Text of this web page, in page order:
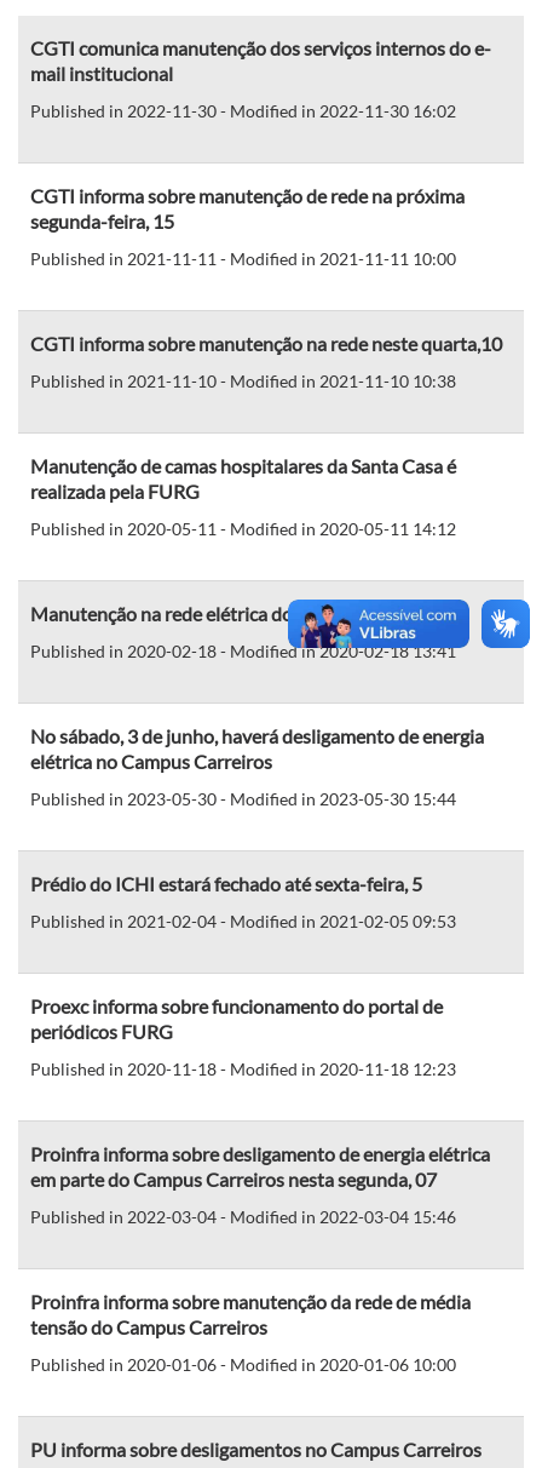
CGTI comunica manutenção dos serviços internos do e-
mail institucional
Published in 2022-11-30 - Modified in 2022-11-30 16:02
CGTI informa sobre manutenção de rede na próxima
segunda-feira, 15
Published in 2021-11-11 - Modified in 2021-11-11 10:00
CGTI informa sobre manutenção na rede neste quarta,10
Published in 2021-11-10 - Modified in 2021-11-10 10:38
Manutenção de camas hospitalares da Santa Casa é
realizada pela FURG
Published in 2020-05-11 - Modified in 2020-05-11 14:12
Manutenção na rede elétrica do Campus Carreiros
Published in 2020-02-18 - Modified in 2020-02-18 13:41
No sábado, 3 de junho, haverá desligamento de energia
elétrica no Campus Carreiros
Published in 2023-05-30 - Modified in 2023-05-30 15:44
Prédio do ICHI estará fechado até sexta-feira, 5
Published in 2021-02-04 - Modified in 2021-02-05 09:53
Proexc informa sobre funcionamento do portal de
periódicos FURG
Published in 2020-11-18 - Modified in 2020-11-18 12:23
Proinfra informa sobre desligamento de energia elétrica
em parte do Campus Carreiros nesta segunda, 07
Published in 2022-03-04 - Modified in 2022-03-04 15:46
Proinfra informa sobre manutenção da rede de média
tensão do Campus Carreiros
Published in 2020-01-06 - Modified in 2020-01-06 10:00
PU informa sobre desligamentos no Campus Carreiros